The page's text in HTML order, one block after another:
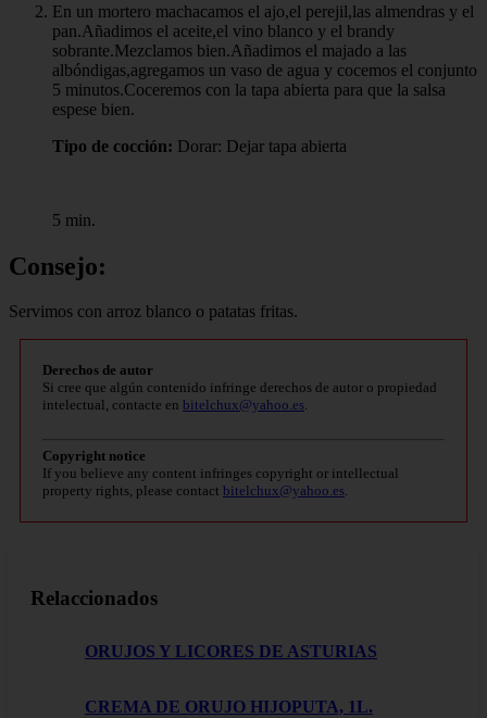
En un mortero machacamos el ajo,el perejil,las almendras y el
pan.Añadimos el aceite,el vino blanco y el brandy
sobrante.Mezclamos bien.Añadimos el majado a las
albóndigas,agregamos un vaso de agua y cocemos el conjunto
5 minutos.Coceremos con la tapa abierta para que la salsa
espese bien.
Tipo de cocción: Dorar: Dejar tapa abierta
5 min.
Consejo:
Servimos con arroz blanco o patatas fritas.
Derechos de autor
Si cree que algún contenido infringe derechos de autor o propiedad
intelectual, contacte en bitelchux@yahoo.es.
Copyright notice
If you believe any content infringes copyright or intellectual
property rights, please contact bitelchux@yahoo.es.
Relaccionados
ORUJOS Y LICORES DE ASTURIAS
CREMA DE ORUJO HIJOPUTA, 1L.